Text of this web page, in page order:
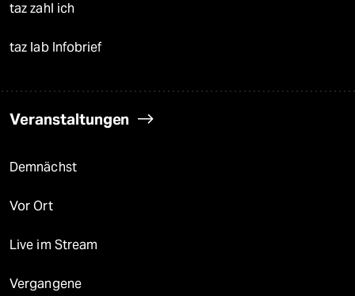
taz zahl ich
taz lab Infobrief
Veranstaltungen
Demnächst
Vor Ort
Live im Stream
Vergangene